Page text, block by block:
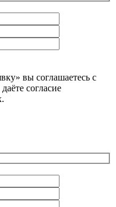
вы соглашаетесь с
согласие